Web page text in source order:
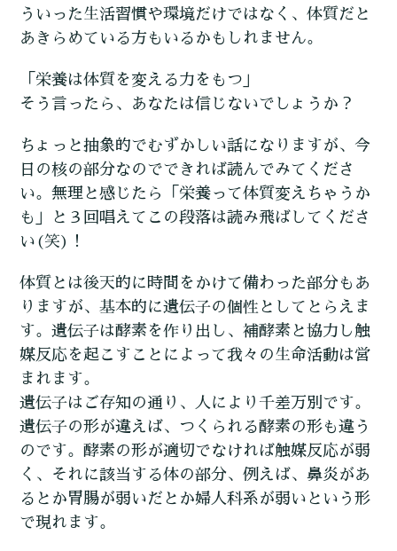
ういった生活習慣や環境だけではなく、体質だと
あきらめている方もいるかもしれません。
「栄養は体質を変える力をもつ」
そう言ったら、あなたは信じないでしょうか？
ちょっと抽象的でむずかしい話になりますが、今
日の核の部分なのでできれば読んでみてくださ
い。無理と感じたら「栄養って体質変えちゃうか
も」と３回唱えてこの段落は読み飛ばしてくださ
い(笑)！
体質とは後天的に時間をかけて備わった部分もあ
りますが、基本的に遺伝子の個性としてとらえま
す。遺伝子は酵素を作り出し、補酵素と協力し触
媒反応を起こすことによって我々の生命活動は営
まれます。
遺伝子はご存知の通り、人により千差万別です。
遺伝子の形が違えば、つくられる酵素の形も違う
のです。酵素の形が適切でなければ触媒反応が弱
く、それに該当する体の部分、例えば、鼻炎があ
るとか胃腸が弱いだとか婦人科系が弱いという形
で現れます。